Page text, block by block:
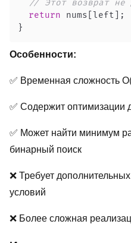
// Этот возврат не
return nums left
;
}
Особенности:
✅ Временная сложность
✅ Содержит оптимизации
✅ Может найти минимум
бинарный поиск
❌ Требует
условий
❌ Более сложная